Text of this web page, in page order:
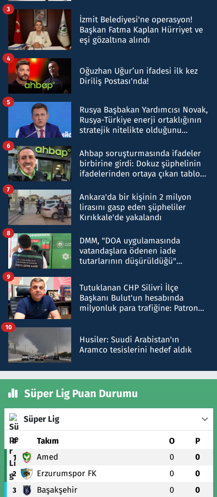
İzmit Belediyesi'ne operasyon!
Başkan Fatma Kaplan Hürriyet ve
eşi gözaltına alındı
3
Oğuzhan Uğur’un ifadesi ilk kez
Diriliş Postası'nda!
4
Rusya Başbakan Yardımcısı Novak,
Rusya-Türkiye enerji ortaklığının
stratejik nitelikte olduğunu
5
Ahbap soruşturmasında ifadeler
birbirine girdi: Dokuz şüphelinin
ifadelerinden ortaya çıkan tablo
6
Ankara'da bir kişinin 2 milyon
lirasını gasp eden şüpheliler
Kırıkkale'de yakalandı
7
DMM, "DOA uygulamasında
vatandaşlara ödenen iade
tutarlarının düşürüldüğü"
8
Tutuklanan CHP Silivri İlçe
Başkanı Bulut'un hesabında
milyonluk para trafiğine: Patron
9
Husiler: Suudi Arabistan'ın
Aramco tesislerini hedef aldık
10
Süper Lig Puan Durumu
Süper Lig
# Takım O P
1 Amed 0 0
2 Erzurumspor FK 0 0
3 Başakşehir 0 0